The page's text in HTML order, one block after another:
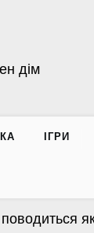
дім
ІГРИ
як